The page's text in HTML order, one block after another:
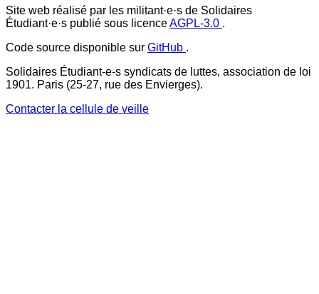
Site web réalisé par les militant·e·s de Solidaires
Étudiant·e·s publié sous licenceAGPL-3.0 .
Code source disponible sur GitHub .
Solidaires Étudiant-e-s syndicats de luttes, association de loi
1901. Paris (25-27, rue des Envierges).
Contacter la cellule de veille